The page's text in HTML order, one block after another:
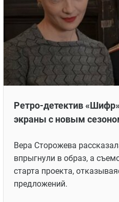
Ретро-детектив
экраны с новым
Вера Сторожева
впрыгнули в образ, а
старта проекта,
предложений.